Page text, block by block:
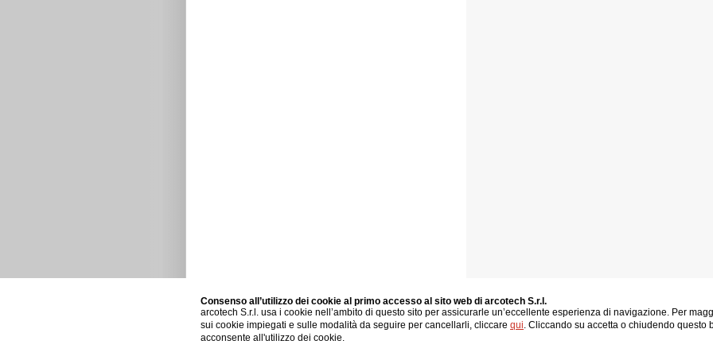
Consenso all’utilizzo dei cookie al primo accesso al sito web di arcotech S.r.l.
arcotech S.r.l. usa i cookie nell’ambito di questo sito per assicurarle un’eccellente esperienza di navigazione. Per
sui cookie impiegati e sulle modalità da seguire per cancellarli, cliccare qui. Cliccando su accetta o chiudendo questo
acconsente all'utilizzo dei cookie.
© 2010 arcotech srl - tutti i diritti riservati news |progetti|società| contatti| cookie